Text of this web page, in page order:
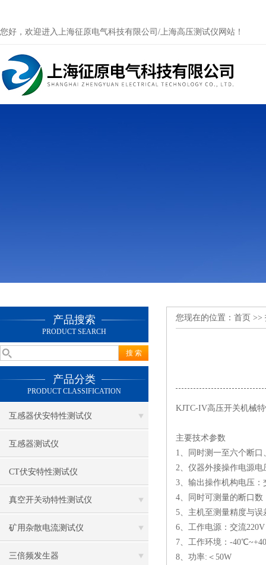
您好，欢迎进入上海征原电气科技有限公司/上海高压测试仪网站！
产品搜索
PRODUCT SEARCH
产品分类
PRODUCT CLASSIFICATION
互感器伏安特性测试仪
互感器测试仪
CT伏安特性测试仪
真空开关动特性测试仪
矿用杂散电流测试仪
三倍频发生器
您现在的位置： 首页 >>
KJTC-IV高压开关机械
主要技术参数
1、同时测一至六个断
2、仪器外接操作电源电
3、输出操作机构电压：
4、同时可测量的断口数
5、主机至测量精度与
6、工作电源：交流220V
7、工作环境：-
8、功率:＜50W